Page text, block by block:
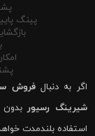
پینگ
اگر به دنبالفروش
شیرینگ رسیوربدون
استفاده بلندمدت